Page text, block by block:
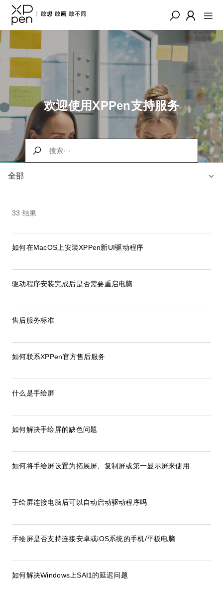
欢迎使用XPPen支持服务
全部
33 结果
如何在MacOS上安装XPPen新UI驱动程序
驱动程序安装完成后是否需要重启电脑
售后服务标准
如何联系XPPen官方售后服务
什么是手绘屏
如何解决手绘屏的缺色问题
如何将手绘屏设置为拓展屏、复制屏或第一显示屏来使用
手绘屏连接电脑后可以自动启动驱动程序吗
手绘屏是否支持连接安卓或iOS系统的手机/平板电脑
如何解决Windows上SAI1的延迟问题